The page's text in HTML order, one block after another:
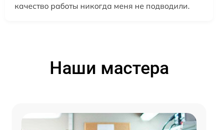
качество работы никогда меня не подводили.
Наши мастера